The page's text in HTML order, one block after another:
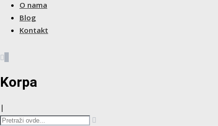
O nama
Blog
Kontakt
Korpa
|